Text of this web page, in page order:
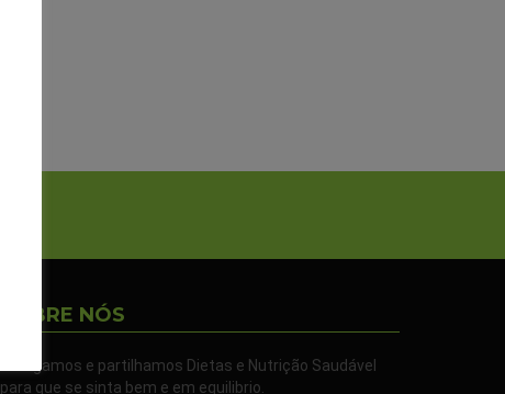
SOBRE NÓS
Divulgamos e partilhamos Dietas e Nutrição Saudável
para que se sinta bem e em equilibrio.